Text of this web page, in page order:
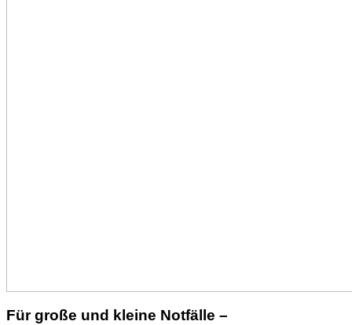
Für große und kleine Notfälle –